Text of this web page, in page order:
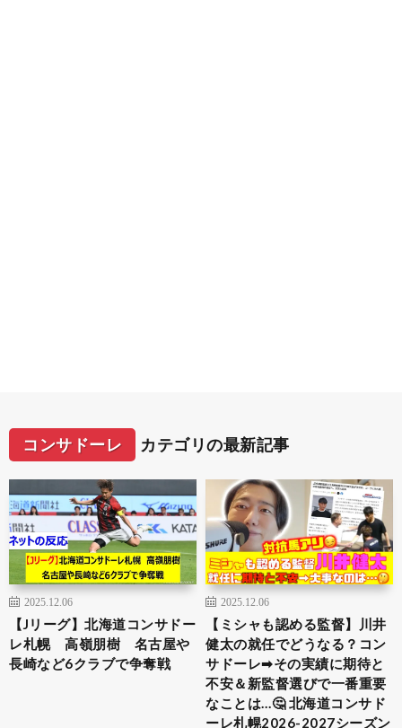
コンサドーレ カテゴリの最新記事
2025.12.06
【Jリーグ】北海道コンサドー
レ札幌 高嶺朋樹 名古屋や
長崎など6クラブで争奪戦
2025.12.06
【ミシャも認める監督】川井
健太の就任でどうなる？コン
サドーレ➡︎その実績に期待と
不安＆新監督選びで一番重要
なことは…🤔 北海道コンサド
ーレ札幌2026-2027シーズン